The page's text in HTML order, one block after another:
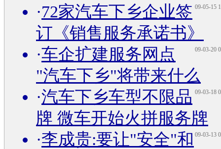
09-05-15
·72家汽车下乡企业签
订《销售服务承诺书》
09-03-20
·车企扩建服务网点
"汽车下乡"将带来什么
09-03-18
·汽车下乡车型不限品
牌 微车开始火拼服务牌
09-03-13
·李成贵:要让"安全"和